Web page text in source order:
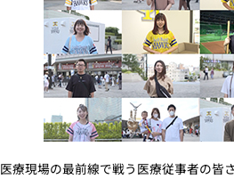
医療現場の最前線で戦う医療従事者の皆